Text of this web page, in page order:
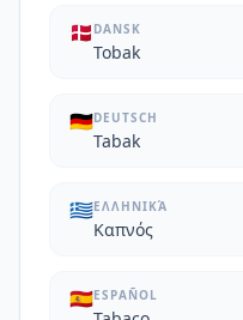
🇩🇰 DANSK
Tobak
🇩🇪DEUTSCH
Tabak
🇬🇷ΕΛΛΗΝΙΚΆ
Καπνός
🇪🇸ESPAÑOL